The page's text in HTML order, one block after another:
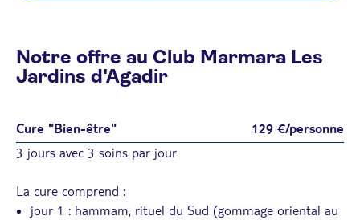
Notre offre au Club Marmara Les
Jardins d'Agadir
Cure "Bien-être"
129 €/personne
3 jours avec 3 soins par jour
La cure comprend :
jour 1 : hammam, rituel du Sud (gommage oriental au